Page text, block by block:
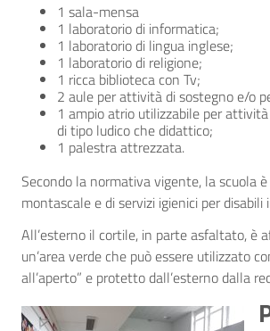
1 sala-mensa
1 laboratorio di informatica;
1 laboratorio di lingua inglese;
1 laboratorio di religione;
1 ricca biblioteca con Tv;
2 aule per attività di sostegno e/o
1 ampio atrio utilizzabile per
di tipo ludico che didattico;
1 palestra attrezzata.
Secondo la normativa vigente, la scuola
montascale e di servizi igienici per disabili
All’esterno il cortile, in parte asfaltato, è
un’area verde che può essere utilizzato
all’aperto” e protetto dall’esterno dalla